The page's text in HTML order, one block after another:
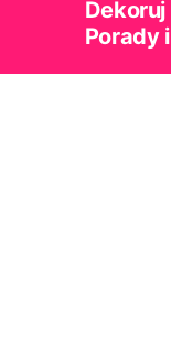
Dekoruj
Porady